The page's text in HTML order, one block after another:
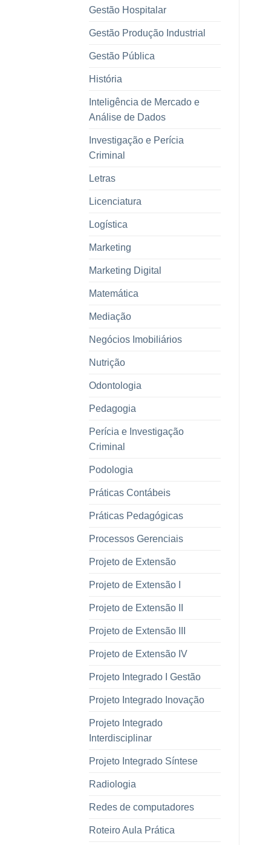
Gestão Hospitalar
Gestão Produção Industrial
Gestão Pública
História
Inteligência de Mercado e
Análise de Dados
Investigação e Perícia
Criminal
Letras
Licenciatura
Logística
Marketing
Marketing Digital
Matemática
Mediação
Negócios Imobiliários
Nutrição
Odontologia
Pedagogia
Perícia e Investigação
Criminal
Podologia
Práticas Contábeis
Práticas Pedagógicas
Processos Gerenciais
Projeto de Extensão
Projeto de Extensão I
Projeto de Extensão II
Projeto de Extensão III
Projeto de Extensão IV
Projeto Integrado I Gestão
Projeto Integrado Inovação
Projeto Integrado
Interdisciplinar
Projeto Integrado Síntese
Radiologia
Redes de computadores
Roteiro Aula Prática